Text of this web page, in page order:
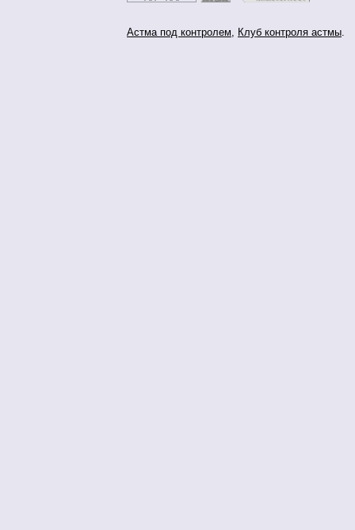
Астма под контролем, Клуб контроля астмы.